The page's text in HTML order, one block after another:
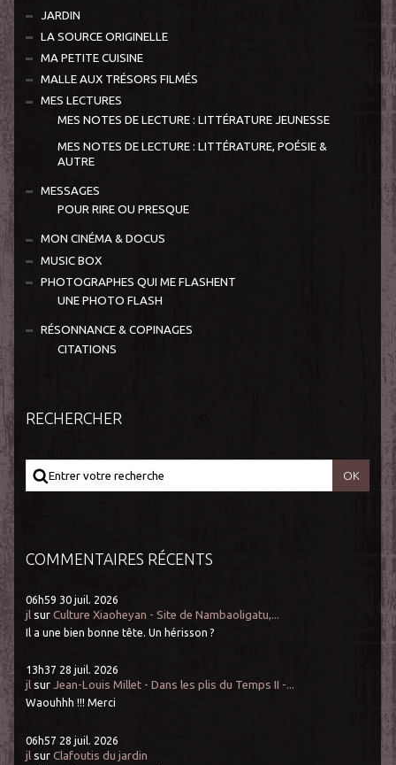
JARDIN
LA SOURCE ORIGINELLE
MA PETITE CUISINE
MALLE AUX TRÉSORS FILMÉS
MES LECTURES
MES NOTES DE LECTURE : LITTÉRATURE JEUNESSE
MES NOTES DE LECTURE : LITTÉRATURE, POÉSIE &
AUTRE
MESSAGES
POUR RIRE OU PRESQUE
MON CINÉMA & DOCUS
MUSIC BOX
PHOTOGRAPHES QUI ME FLASHENT
UNE PHOTO FLASH
RÉSONNANCE & COPINAGES
CITATIONS
RECHERCHER
COMMENTAIRES RÉCENTS
06h59 30 juil. 2026
jl surCulture Xiaoheyan - Site de Nambaoligatu,...
Il a une bien bonne tête. Un hérisson ?
13h37 28 juil. 2026
jl surJean-Louis Millet - Dans les plis du Temps II -...
Waouhhh !!! Merci
06h57 28 juil. 2026
jl surClafoutis du jardin